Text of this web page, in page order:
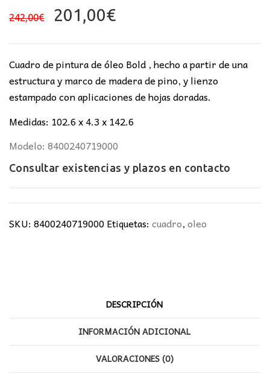
242,00€
El
original
era:
242,00€.
201,00€El
actual
es:
201,00€.
Cuadro de pintura de óleo Bold , hecho a partir de una
estructura y marco de madera de pino, y lienzo
estampado con aplicaciones de hojas doradas.
Medidas: 102.6 x 4.3 x 142.6
Modelo: 8400240719000
Consultar existencias y plazos en contacto
SKU: 8400240719000Etiquetas: cuadro,oleo
DESCRIPCIÓN
INFORMACIÓN ADICIONAL
VALORACIONES (0)